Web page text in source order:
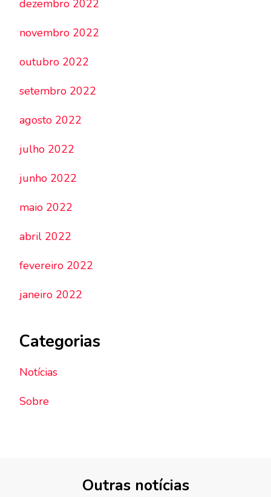
dezembro 2022
novembro 2022
outubro 2022
setembro 2022
agosto 2022
julho 2022
junho 2022
maio 2022
abril 2022
fevereiro 2022
janeiro 2022
Categorias
Notícias
Sobre
Outras notícias